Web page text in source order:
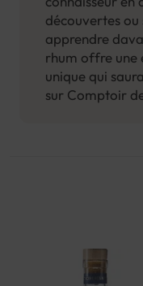
découvertes
apprendre
rhum offre une
unique qui
sur Comptoir